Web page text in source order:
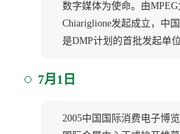
数字媒体为使命。由MPEG
Chiariglione发起成立，中
是DMP计划的首批发起单位
7月1日
2005中国国际消费电子博